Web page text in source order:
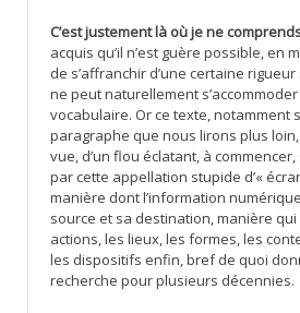
C’est justement là où je ne
acquis qu’il n’est guère possible, en
de s’affranchir d’une certaine
ne peut naturellement
vocabulaire. Or ce texte, notamment
paragraphe que nous lirons plus
vue, d’un flou éclatant, à
par cette appellation stupide d’«
manière dont l’information
source et sa destination, manière
actions, les lieux, les formes, les
les dispositifs enfin, bref de quoi
recherche pour plusieurs décennies.